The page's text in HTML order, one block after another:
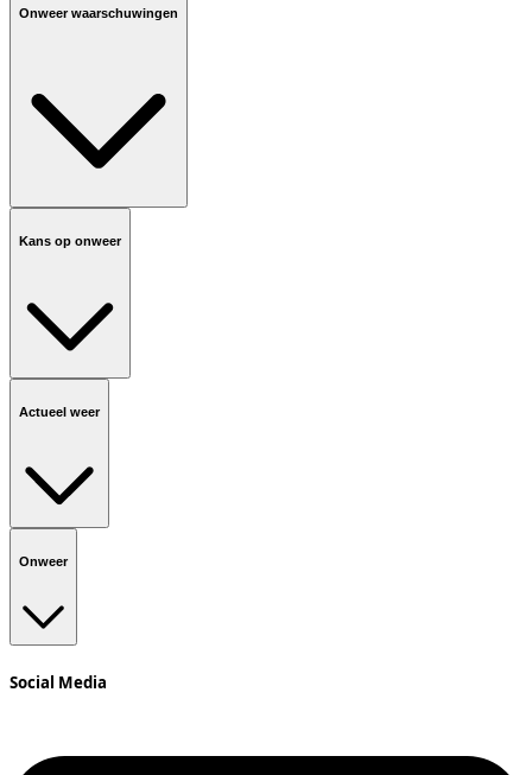
Onweer waarschuwingen
Kans op onweer
Actueel weer
Onweer
Social Media